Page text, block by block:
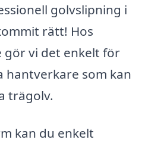
golvslipning i
rätt! Hos
gör vi det enkelt för
som kan
trägolv.
kan du enkelt